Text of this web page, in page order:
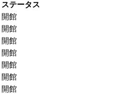
ステータス
開館
開館
開館
開館
開館
開館
開館